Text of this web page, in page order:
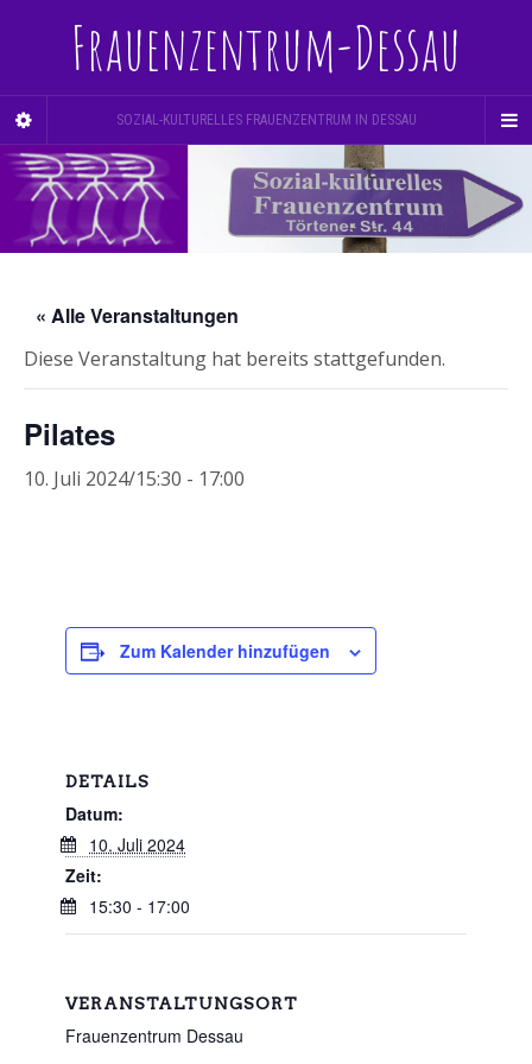
Frauenzentrum-Dessau
SOZIAL-KULTURELLES FRAUENZENTRUM IN DESSAU
« Alle Veranstaltungen
Diese Veranstaltung hat bereits stattgefunden.
Pilates
10. Juli 2024/15:30 - 17:00
Zum Kalender hinzufügen
DETAILS
Datum:
10. Juli 2024
Zeit:
15:30 - 17:00
VERANSTALTUNGSORT
Frauenzentrum Dessau